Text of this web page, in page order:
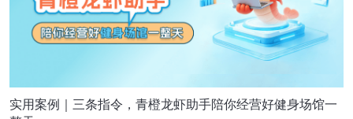
实用案例｜三条指令，青橙龙虾助手陪你经营好健身场馆一